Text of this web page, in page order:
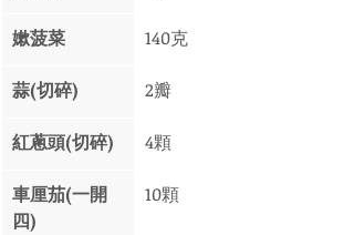
嫰菠菜 140克
蒜(切碎) 2瓣
紅蔥頭(切碎) 4顆
車厘茄(一開
四)
10顆